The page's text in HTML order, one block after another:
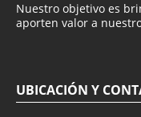
Nuestro objetivo es
aporten valor a
UBICACIÓN Y